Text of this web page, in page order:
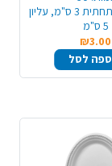
קוטר תחתית 3 ס"מ, עליון
5 ס"מ
₪3.00
לסל